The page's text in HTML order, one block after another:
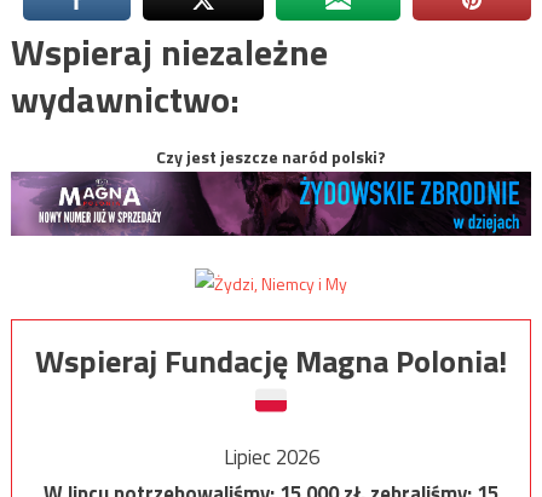
Wspieraj niezależne
wydawnictwo:
Czy jest jeszcze naród polski?
Wspieraj Fundację Magna Polonia!
Lipiec 2026